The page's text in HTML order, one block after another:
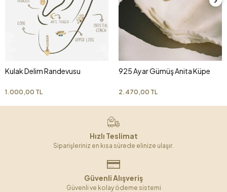
Kulak Delim Randevusu
1.000,00 TL
925 Ayar Gümüş Anita Küpe
2.470,00 TL
Hızlı Teslimat
Siparişleriniz en kısa sürede elinize ulaşır.
Güvenli Alışveriş
Güvenli ve kolay ödeme sistemi